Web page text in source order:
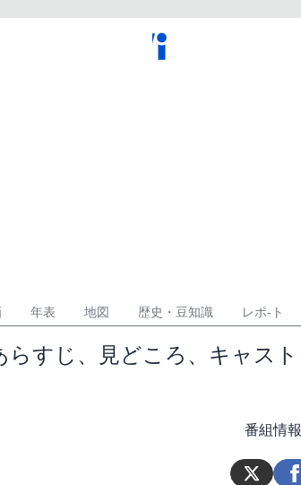
年表 地図 歴史・豆知識 レポ-ト
らすじ、見どころ、キャスト
番組情報